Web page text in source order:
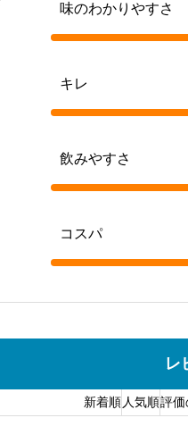
味のわかりやすさ
キレ
飲みやすさ
コスパ
レ
新着順 人気順評価